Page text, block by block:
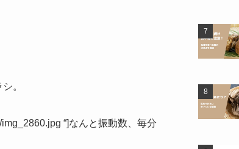
。
“]なんと振動数、毎分